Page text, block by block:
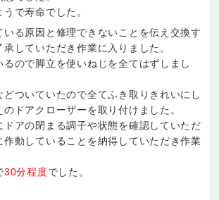
で寿命でした。
いる原因と修理できないことを伝え交換す
していただき作業に入りました。
るので脚立を使いねじを全てはずしまし
どついていたので全てふき取りきれいにし
ドアクローザーを取り付けました。
ドアの閉まる調子や状態を確認していただ
作動していることを納得していただき作業
30分程度でした。